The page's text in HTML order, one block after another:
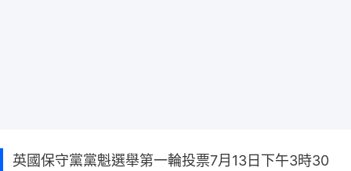
英國保守黨黨魁選舉第一輪投票7月13日下午3時30